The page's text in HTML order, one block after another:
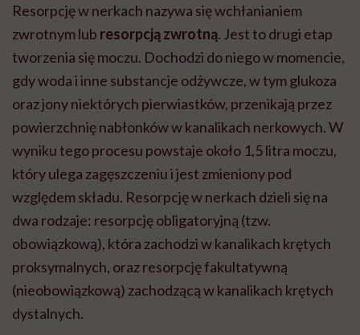
Resorpcję w nerkach nazywa się wchłanianiem
zwrotnym lub resorpcją zwrotną. Jest to drugi etap
tworzenia się moczu. Dochodzi do niego w momencie,
gdy woda i inne substancje odżywcze, w tym glukoza
oraz jony niektórych pierwiastków, przenikają przez
powierzchnię nabłonków w kanalikach nerkowych. W
wyniku tego procesu powstaje około 1,5 litra moczu,
który ulega zagęszczeniu i jest zmieniony pod
względem składu. Resorpcję w nerkach dzieli się na
dwa rodzaje: resorpcję obligatoryjną (tzw.
obowiązkową), która zachodzi w kanalikach krętych
proksymalnych, oraz resorpcję fakultatywną
(nieobowiązkową) zachodzącą w kanalikach krętych
dystalnych.